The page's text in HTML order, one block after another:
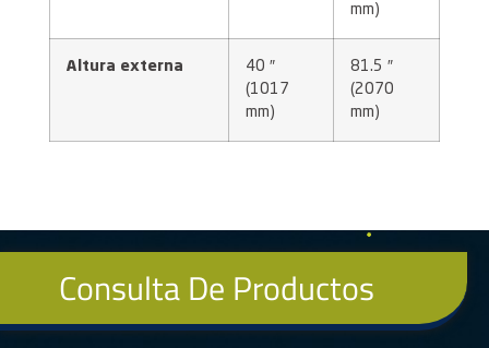
mm)
Altura externa
40 ″
(1017
mm)
81.5 ″
(2070
mm)
Consulta De Productos